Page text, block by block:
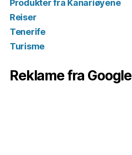
Produkter fra Kanariøyene
Reiser
Tenerife
Turisme
Reklame fra Google